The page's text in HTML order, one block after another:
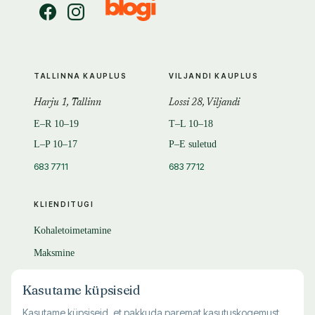
KLIENDITUGI
Kohaletoimetamine
Maksmine
KKK
TALLINNA KAUPLUS
Harju 1, Tallinn
E–R 10–19
L–P 10–17
683 7711
VILJANDI KAUPLUS
Lossi 28, Viljandi
T–L 10–18
P–E suletud
683 7712
Kasutame küpsiseid
Kasutame küpsiseid, et pakkuda paremat kasutuskogemust,